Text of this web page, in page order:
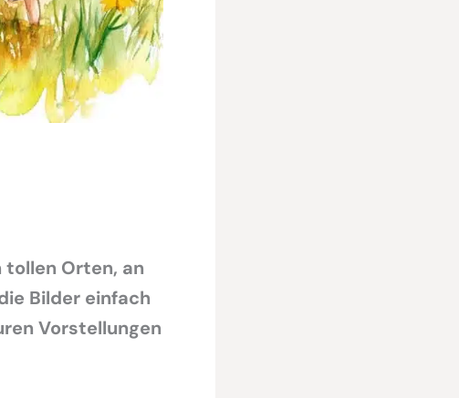
Orten, an
Bilder einfach
Vorstellungen